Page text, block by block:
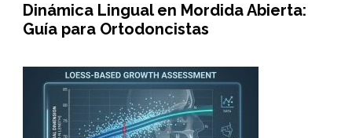
Dinámica Lingual en Mordida Abierta:
Guía para Ortodoncistas